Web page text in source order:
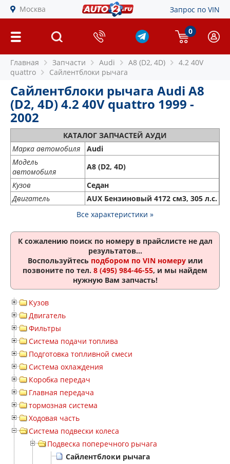
Москва Запрос по VIN
0
Главная Запчасти Audi A8 (D2, 4D)
4.2 40V
quattro
Сайлентблоки рычага
Сайлентблоки рычага Audi A8
(D2, 4D) 4.2 40V quattro 1999 -
2002
КАТАЛОГ ЗАПЧАСТЕЙ АУДИ
Марка автомобиля
Audi
Модель
автомобиля
A8 (D2, 4D)
Кузов
Седан
Двигатель
AUX Бензиновый 4172 см3, 305 л.с.
Все характеристики »
К сожалению поиск по номеру в прайслисте не дал
результатов...
Воспользуйтесь подбором по VIN номеруили
позвоните по тел. 8 (495) 984-46-55, и мы найдем
нужную Вам запчасть!
Кузов
Двигатель
Фильтры
Система подачи топлива
Подготовка топливной смеси
Система охлаждения
Коробка передач
Главная передача
тормозная система
Ходовая часть
Система подвески колеса
Подвеска поперечного рычага
Сайлентблоки рычага